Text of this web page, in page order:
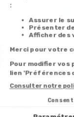
Données
cookies